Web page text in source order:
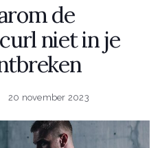
de
niet in je
20 november 2023